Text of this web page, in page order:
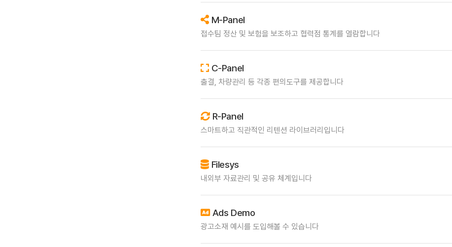
M-Panel
접수팀 정산 및 보험을 보조하고 협력점 통계를 열람합니다
C-Panel
출결, 차량관리 등 각종 편의도구를 제공합니다
R-Panel
스마트하고 직관적인 리텐션 라이브러리입니다
Filesys
내외부 자료관리 및 공유 체계입니다
Ads Demo
광고소재 예시를 도입해볼 수 있습니다